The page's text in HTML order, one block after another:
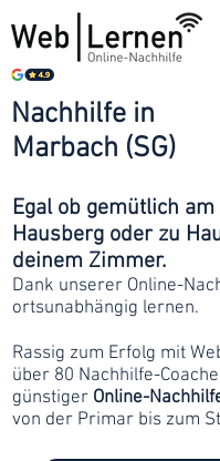
Marbach (SG)
Nachhilfe in
Egal ob gemütlich am
Hausberg oder zu
deinem Zimmer.
Dank unserer Online-
ortsunabhängig lernen.
Rassig zum Erfolg mit
über 80 Nachhilfe-
günstiger Online-
von der Primar bis zum